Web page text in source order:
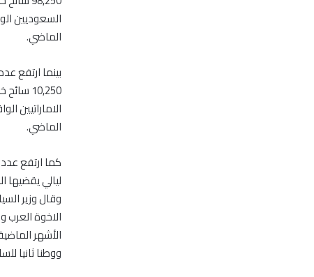
الماضي.
الماضي.
ليالي
وقال وزير
الاخوة
الأشهر
ووطنا ثانيا